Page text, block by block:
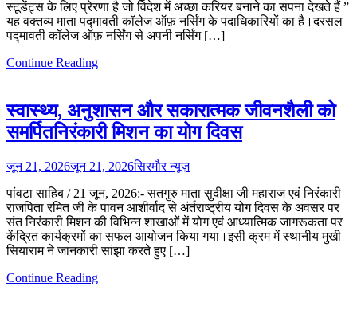
स्टूडेंट्स के लिए प्रेरणा है जो विदेश में अच्छा करियर बनाने का सपना देखते हैं ”
यह वक्तव्य माता पद्मावती कॉलेज ऑफ़ नर्सिंग के पदाधिकारियों का है।दरसल
पद्मावती कॉलेज ऑफ़ नर्सिंग से अपनी नर्सिंग […]
Continue Reading
स्वास्थ्य, अनुशासन और सकारात्मक जीवनशैली को
समर्पितनिरंकारी मिशन का योग दिवस
जून 21, 2026जून 21, 2026सिरमौर न्यूज़
पांवटा साहिब / 21 जून, 2026:- सतगुरु माता सुदीक्षा जी महाराज एवं निरंकारी
राजपिता रमित जी के पावन आशीर्वाद से अंर्तराष्ट्रीय योग दिवस के अवसर पर
संत निरंकारी मिशन की विभिन्न शाखाओं में योग एवं आध्यात्मिक जागरूकता पर
केंद्रित कार्यक्रमों का सफल आयोजन किया गया।इसी क्रम में स्थानीय मुखी
सियाराम ने जानकारी सांझा करते हुए […]
Continue Reading